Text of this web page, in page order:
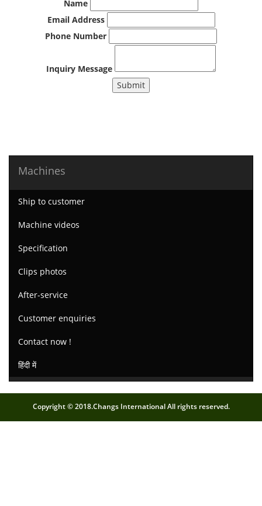
Name
Email Address
Phone Number
Inquiry Message
Submit
Machines
Ship to customer
Machine videos
Specification
Clips photos
After-service
Customer enquiries
Contact now !
हिंदी में
Copyright © 2018.Changs International All rights reserved.